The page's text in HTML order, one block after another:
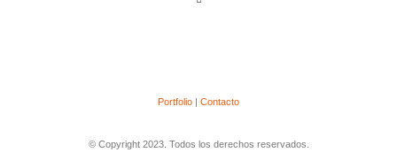
Portfolio Contacto
© Copyright 2023. Todos los derechos reservados.